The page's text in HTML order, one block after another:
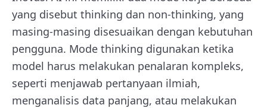
yang disebut thinking dan non-thinking, yang
masing-masing disesuaikan dengan kebutuhan
pengguna. Mode thinking digunakan ketika
model harus melakukan penalaran kompleks,
seperti menjawab pertanyaan ilmiah,
menganalisis data panjang, atau melakukan